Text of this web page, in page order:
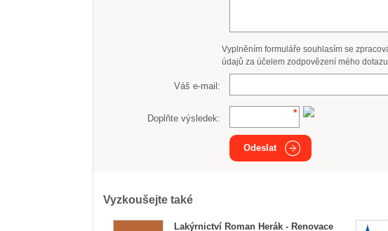
Vyplněním formuláře souhlasím se
údajů za účelem zodpovězení mého
Váš e-mail:
Doplňte výsledek:
Odeslat
Vyzkoušejte také
Lakýrnictví Roman Herák - Renovace